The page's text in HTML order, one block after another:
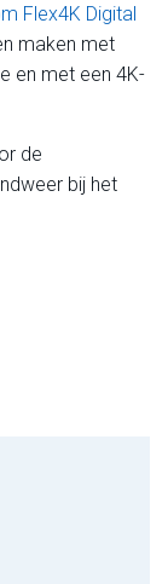
Flex4K Digital
maken met
en met een 4K-
de
bij het